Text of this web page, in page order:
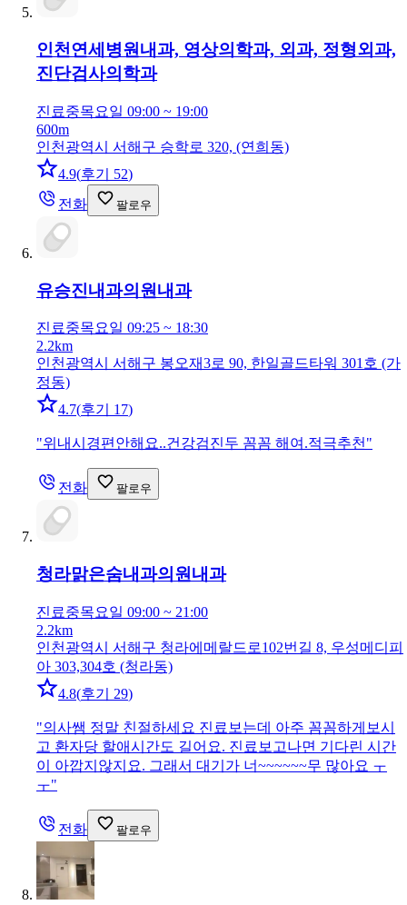
인천연세병원 내과, 영상의학과, 외과, 정형외과,
진단검사의학과
진료중목요일 09:00 ~ 19:00
600m
인천광역시 서해구 승학로 320, (연희동)
4.9(후기 52)
전화
팔로우
유승진내과의원 내과
진료중목요일 09:25 ~ 18:30
2.2km
인천광역시 서해구 봉오재3로 90, 한일골드타워 301호 (가
정동)
4.7(후기 17)
"위내시경편안해요..건강검진두 꼼꼼 해여.적극추천 "
전화 팔로우
청라맑은숨내과의원 내과
진료중목요일 09:00 ~ 21:00
2.2km
인천광역시 서해구 청라에메랄드로102번길 8, 우성메디피
아 303,304호 (청라동)
4.8(후기 29)
"의사쌤 정말 친절하세요 진료보는데 아주 꼼꼼하게보시
고 환자당 할애시간도 길어요. 진료보고나면 기다린 시간
이 아깝지않지요. 그래서 대기가 너~~~~~~무 많아요 ㅜ
ㅜ"
전화 팔로우